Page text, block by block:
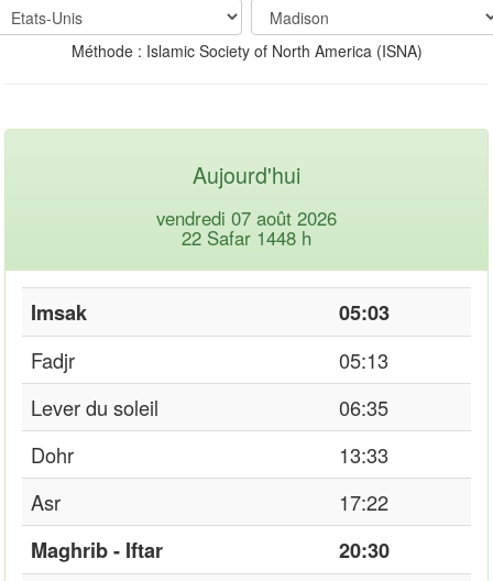
Méthode : Islamic Society of North America (ISNA)
Aujourd'hui
vendredi 07 août 2026
22 Safar 1448 h
Imsak
05:03
Fadjr
05:13
Lever du soleil
06:35
Dohr
13:33
Asr
17:22
Maghrib - Iftar
20:30